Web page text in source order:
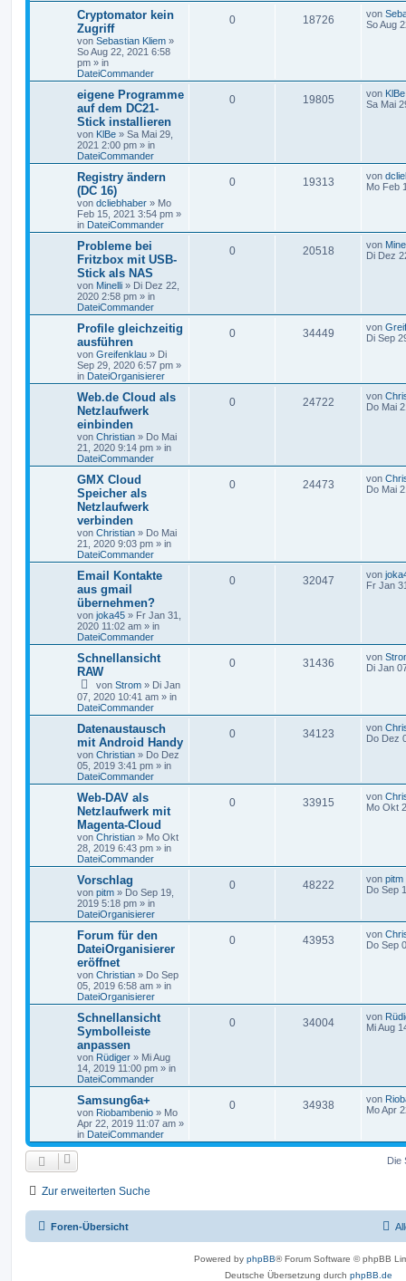
Cryptomator kein
Zugriff
von Sebastian Kliem »
So Aug 22, 2021 6:58
pm » in
DateiCommander
0 18726 von
So Aug
eigene Programme
auf dem DC21-
Stick installieren
von KlBe » Sa Mai 29,
2021 2:00 pm » in
DateiCommander
0 19805 von KlBe
Sa Mai
Registry ändern
(DC 16)
von dcliebhaber » Mo
Feb 15, 2021 3:54 pm »
in DateiCommander
0 19313 von
Mo Feb
Probleme bei
Fritzbox mit USB-
Stick als NAS
von Minelli » Di Dez 22,
2020 2:58 pm » in
DateiCommander
0 20518 von
Di Dez
Profile gleichzeitig
ausführen
von Greifenklau » Di
Sep 29, 2020 6:57 pm »
in DateiOrganisierer
0 34449 von
Di Sep
Web.de Cloud als
Netzlaufwerk
einbinden
von Christian » Do Mai
21, 2020 9:14 pm » in
DateiCommander
0 24722 von
Do Mai
GMX Cloud
Speicher als
Netzlaufwerk
verbinden
von Christian » Do Mai
21, 2020 9:03 pm » in
DateiCommander
0 24473 von
Do Mai
Email Kontakte
aus gmail
übernehmen?
von joka45 » Fr Jan 31,
2020 11:02 am » in
DateiCommander
0 32047 von
Fr Jan
Schnellansicht
RAW
von Strom » Di Jan
07, 2020 10:41 am » in
DateiCommander
0 31436 von
Di Jan
Datenaustausch
mit Android Handy
von Christian » Do Dez
05, 2019 3:41 pm » in
DateiCommander
0 34123 von
Do Dez
Web-DAV als
Netzlaufwerk mit
Magenta-Cloud
von Christian » Mo Okt
28, 2019 6:43 pm » in
DateiCommander
0 33915 von
Mo Okt
Vorschlag
von pitm » Do Sep 19,
2019 5:18 pm » in
DateiOrganisierer
0 48222 von pitm
Do Sep
Forum für den
DateiOrganisierer
eröffnet
von Christian » Do Sep
05, 2019 6:58 am » in
DateiOrganisierer
0 43953 von
Do Sep
Schnellansicht
Symbolleiste
anpassen
von Rüdiger » Mi Aug
14, 2019 11:00 pm » in
DateiCommander
0 34004 von
Mi Aug
Samsung6a+
von Riobambenio » Mo
Apr 22, 2019 11:07 am »
in DateiCommander
0 34938 von
Mo Apr
Die
Zur erweiterten Suche
Foren-Übersicht
Powered by phpBB® Forum Software © phpBB
Deutsche Übersetzung durch phpBB.de